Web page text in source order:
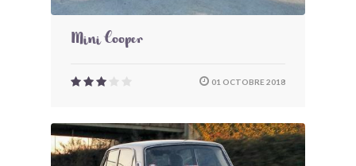
Mini Cooper
01 OCTOBRE 2018